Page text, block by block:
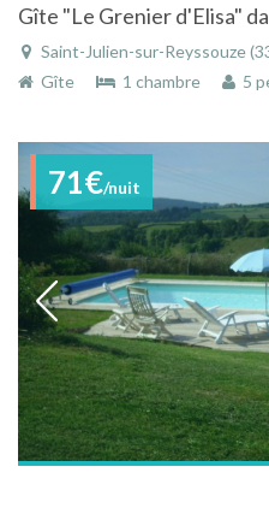
Saint-Julien-sur-Reyssouze (33 km), Ain,
Gîte
1 chambre 5
71€/nuit